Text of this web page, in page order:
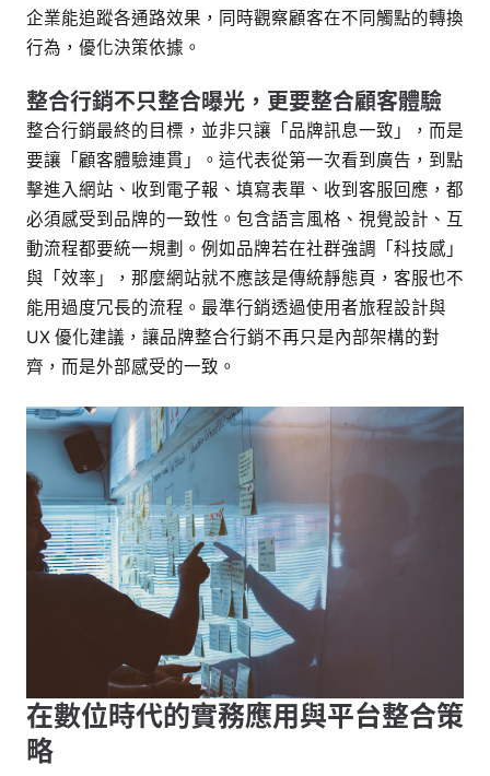
企業能追蹤各通路效果，同時觀察顧客在不同觸點的轉換
行為，優化決策依據。
整合行銷不只整合曝光，更要整合顧客體驗
整合行銷最終的目標，並非只讓「品牌訊息一致」，而是
要讓「顧客體驗連貫」。這代表從第一次看到廣告，到點
擊進入網站、收到電子報、填寫表單、收到客服回應，都
必須感受到品牌的一致性。包含語言風格、視覺設計、互
動流程都要統一規劃。例如品牌若在社群強調「科技感」
與「效率」，那麼網站就不應該是傳統靜態頁，客服也不
能用過度冗長的流程。最準行銷透過使用者旅程設計與
UX 優化建議，讓品牌整合行銷不再只是內部架構的對
齊，而是外部感受的一致。
在數位時代的實務應用與平台整合策
略